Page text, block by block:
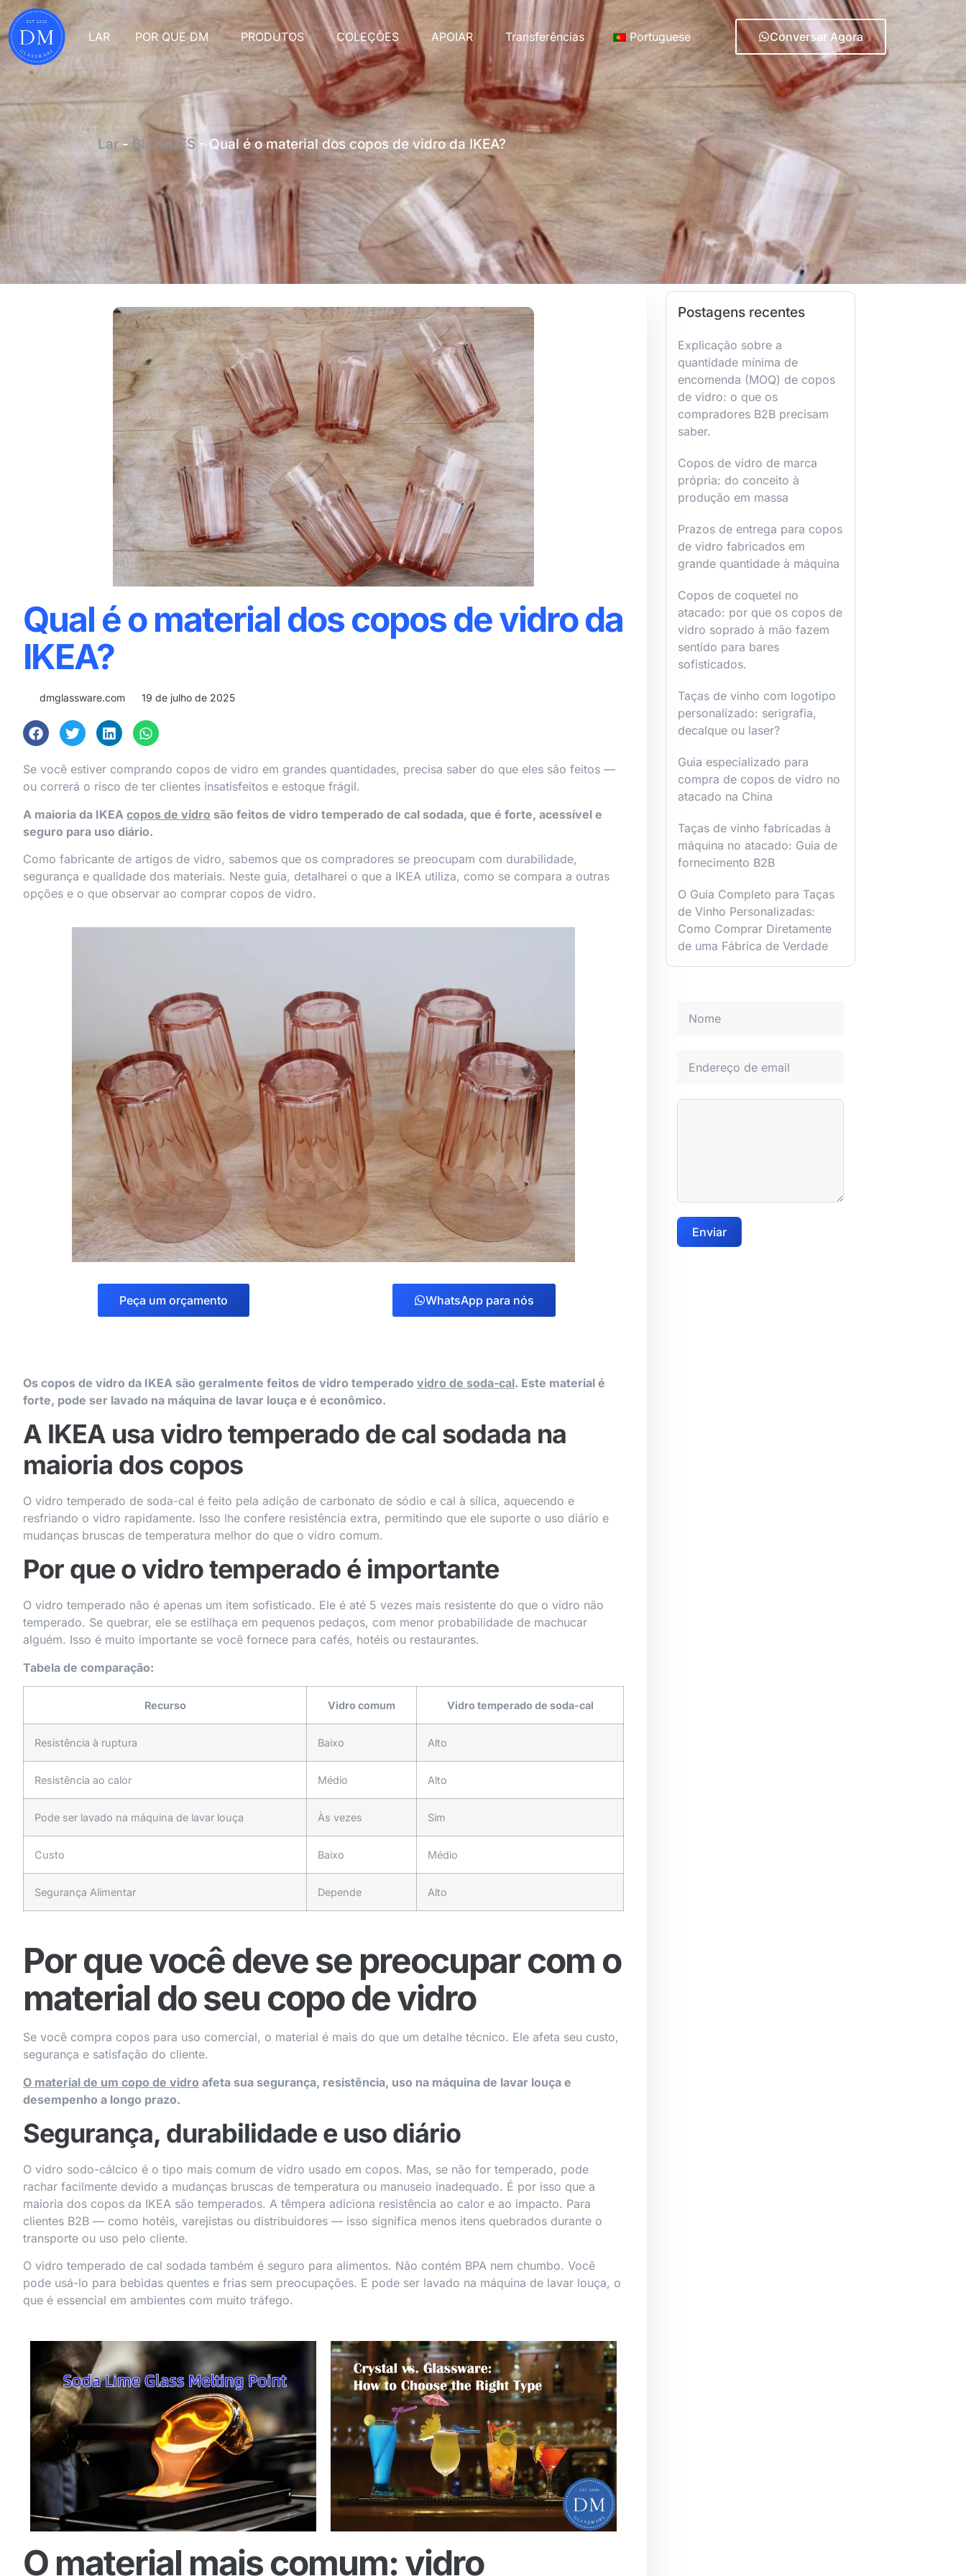
LAR POR QUE DM PRODUTOS COLEÇÕES APOIAR Transferências Portuguese Conversar Agora
Lar -BLOGUES - Qual é o material dos copos de vidro da IKEA?
Qual é o material dos copos de vidro da
IKEA?
dmglassware.com 19 de julho de 2025
Se você estiver comprando copos de vidro em grandes quantidades, precisa saber do que eles são feitos —
ou correrá o risco de ter clientes insatisfeitos e estoque frágil.
A maioria da IKEA copos de vidro são feitos de vidro temperado de cal sodada, que é forte, acessível e
seguro para uso diário.
Como fabricante de artigos de vidro, sabemos que os compradores se preocupam com durabilidade,
segurança e qualidade dos materiais. Neste guia, detalharei o que a IKEA utiliza, como se compara a outras
opções e o que observar ao comprar copos de vidro.
Peça um orçamento WhatsApp para nós
Os copos de vidro da IKEA são geralmente feitos de vidro temperado vidro de soda-cal. Este material é
forte, pode ser lavado na máquina de lavar louça e é econômico.
A IKEA usa vidro temperado de cal sodada na
maioria dos copos
O vidro temperado de soda-cal é feito pela adição de carbonato de sódio e cal à sílica, aquecendo e
resfriando o vidro rapidamente. Isso lhe confere resistência extra, permitindo que ele suporte o uso diário e
mudanças bruscas de temperatura melhor do que o vidro comum.
Por que o vidro temperado é importante
O vidro temperado não é apenas um item sofisticado. Ele é até 5 vezes mais resistente do que o vidro não
temperado. Se quebrar, ele se estilhaça em pequenos pedaços, com menor probabilidade de machucar
alguém. Isso é muito importante se você fornece para cafés, hotéis ou restaurantes.
Tabela de comparação:
Recurso Vidro comum Vidro temperado de soda-cal
Resistência à ruptura Baixo Alto
Resistência ao calor Médio Alto
Pode ser lavado na máquina de lavar louça Às vezes Sim
Custo Baixo Médio
Segurança Alimentar Depende Alto
Por que você deve se preocupar com o
material do seu copo de vidro
Se você compra copos para uso comercial, o material é mais do que um detalhe técnico. Ele afeta seu custo,
segurança e satisfação do cliente.
O material de um copo de vidro afeta sua segurança, resistência, uso na máquina de lavar louça e
desempenho a longo prazo.
Segurança, durabilidade e uso diário
O vidro sodo-cálcico é o tipo mais comum de vidro usado em copos. Mas, se não for temperado, pode
rachar facilmente devido a mudanças bruscas de temperatura ou manuseio inadequado. É por isso que a
maioria dos copos da IKEA são temperados. A têmpera adiciona resistência ao calor e ao impacto. Para
clientes B2B — como hotéis, varejistas ou distribuidores — isso significa menos itens quebrados durante o
transporte ou uso pelo cliente.
O vidro temperado de cal sodada também é seguro para alimentos. Não contém BPA nem chumbo. Você
pode usá-lo para bebidas quentes e frias sem preocupações. E pode ser lavado na máquina de lavar louça, o
que é essencial em ambientes com muito tráfego.
O material mais comum: vidro
Postagens recentes
Explicação sobre a
quantidade mínima de
encomenda (MOQ) de copos
de vidro: o que os
compradores B2B precisam
saber.
Copos de vidro de marca
própria: do conceito à
produção em massa
Prazos de entrega para copos
de vidro fabricados em
grande quantidade à máquina
Copos de coquetel no
atacado: por que os copos de
vidro soprado à mão fazem
sentido para bares
sofisticados.
Taças de vinho com logotipo
personalizado: serigrafia,
decalque ou laser?
Guia especializado para
compra de copos de vidro no
atacado na China
Taças de vinho fabricadas à
máquina no atacado: Guia de
fornecimento B2B
O Guia Completo para Taças
de Vinho Personalizadas:
Como Comprar Diretamente
de uma Fábrica de Verdade
Enviar